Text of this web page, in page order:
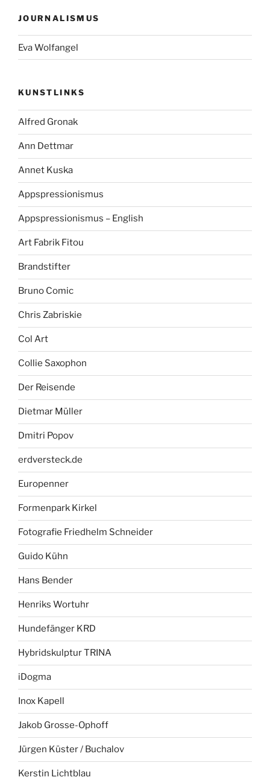
JOURNALISMUS
Eva Wolfangel
KUNSTLINKS
Alfred Gronak
Ann Dettmar
Annet Kuska
Appspressionismus
Appspressionismus – English
Art Fabrik Fitou
Brandstifter
Bruno Comic
Chris Zabriskie
Col Art
Collie Saxophon
Der Reisende
Dietmar Müller
Dmitri Popov
erdversteck.de
Europenner
Formenpark Kirkel
Fotografie Friedhelm Schneider
Guido Kühn
Hans Bender
Henriks Wortuhr
Hundefänger KRD
Hybridskulptur TRINA
iDogma
Inox Kapell
Jakob Grosse-Ophoff
Jürgen Küster / Buchalov
Kerstin Lichtblau